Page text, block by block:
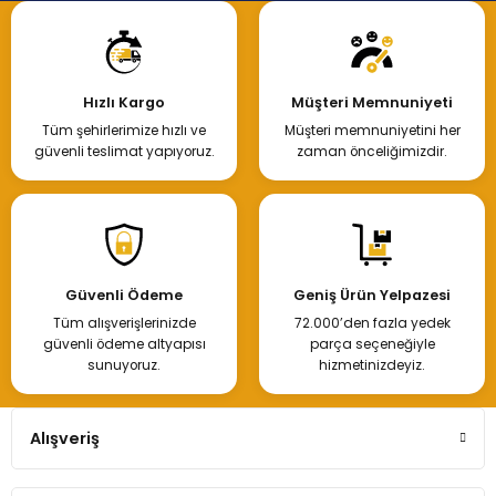
Hızlı Kargo
Tüm şehirlerimize hızlı ve
güvenli teslimat yapıyoruz.
Müşteri Memnuniyeti
Müşteri memnuniyetini her
zaman önceliğimizdir.
Güvenli Ödeme
Tüm alışverişlerinizde
güvenli ödeme altyapısı
sunuyoruz.
Geniş Ürün Yelpazesi
72.000’den fazla yedek
parça seçeneğiyle
hizmetinizdeyiz.
Alışveriş